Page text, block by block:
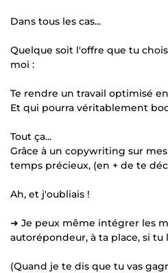
Dans tous les cas...
Quelque soit l'offre que tu
moi :
Te rendre un travail optimisé
Et qui pourra véritablement
Tout ça...
Grâce à un copywriting sur
temps précieux, (en + de te
Ah, et j'oubliais !
➜ Je peux même intégrer les
autorépondeur, à ta place, si tu
(Quand je te dis que tu vas